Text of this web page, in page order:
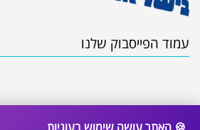
עמוד הפייסבוק שלנו